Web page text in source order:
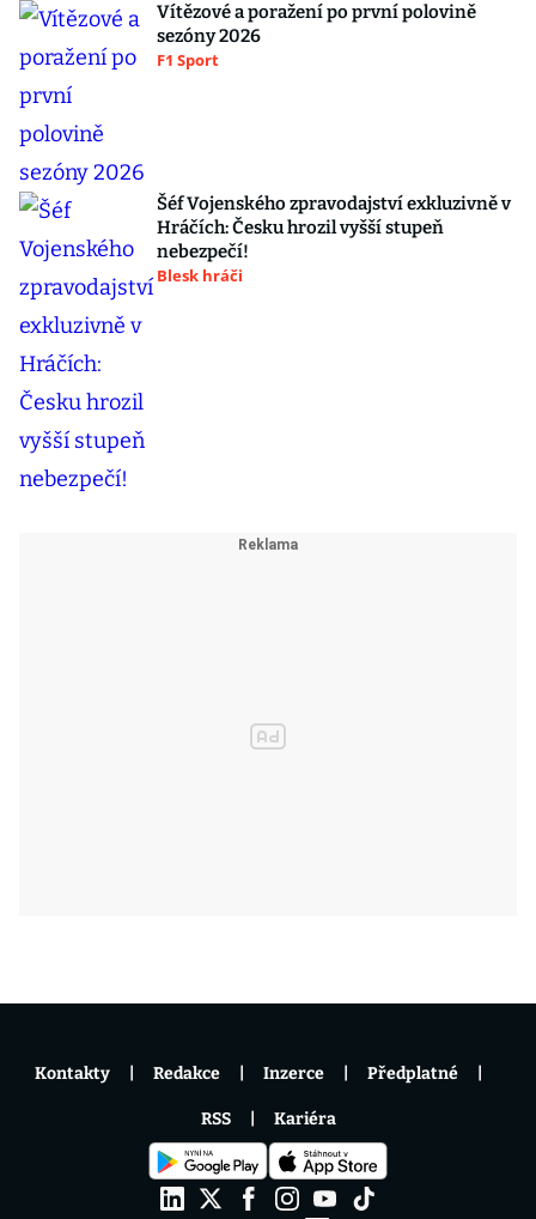
Vítězové a poražení po první polovině
sezóny 2026
F1 Sport
Šéf Vojenského zpravodajství exkluzivně v
Hráčích: Česku hrozil vyšší stupeň
nebezpečí!
Blesk hráči
Kontakty Redakce Inzerce Předplatné
RSS Kariéra